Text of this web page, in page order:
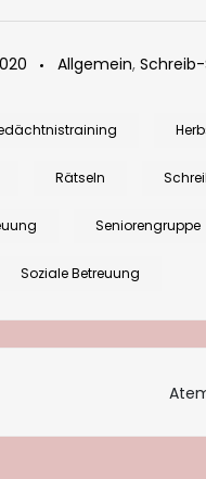
Allgemein,
Rätseln
Seniorengruppe
Soziale Betreuung